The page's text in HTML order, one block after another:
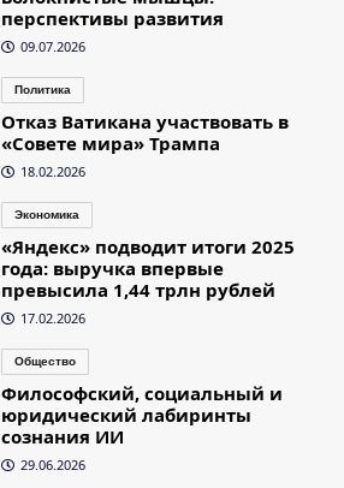
перспективы развития
09.07.2026
Политика
Отказ Ватикана участвовать в
«Совете мира» Трампа
18.02.2026
Экономика
«Яндекс» подводит итоги 2025
года: выручка впервые
превысила 1,44 трлн рублей
17.02.2026
Общество
Философский, социальный и
юридический лабиринты
сознания ИИ
29.06.2026